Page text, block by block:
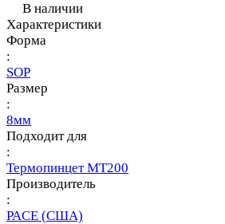
В наличии
Характеристики
Форма
:
SOP
Размер
:
8мм
Подходит для
:
Термопинцет MT200
Производитель
:
PACE (США)